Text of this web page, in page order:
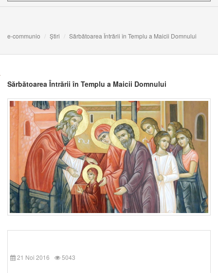
e-communio Știri Sărbătoarea Întrării în Templu a Maicii Domnului
Sărbătoarea Întrării în Templu a Maicii Domnului
21 Noi 2016 5043